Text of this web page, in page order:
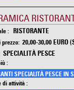
: RISTORANTE
prezzo: 20,00-30,00 EURO
SPECIALITÀ PESCE
:
SPECIALITÀ PESCE IN
di attività :